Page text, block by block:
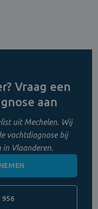
Vraag een
aan
uit Mechelen. Wij
vochtdiagnose bij
in Vlaanderen.
956